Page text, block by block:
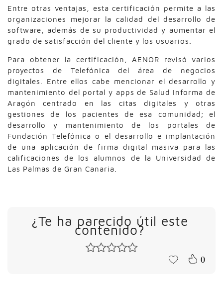
Entre otras ventajas, esta certificación permite a las
organizaciones mejorar la calidad del desarrollo de
software, además de su productividad y aumentar el
grado de satisfacción del cliente y los usuarios.
Para obtener la certificación, AENOR revisó varios
proyectos de Telefónica del área de negocios
digitales. Entre ellos cabe mencionar el desarrollo y
mantenimiento del portal y apps de Salud Informa de
Aragón centrado en las citas digitales y otras
gestiones de los pacientes de esa comunidad; el
desarrollo y mantenimiento de los portales de
Fundación Telefónica o el desarrollo e implantación
de una aplicación de firma digital masiva para las
calificaciones de los alumnos de la Universidad de
Las Palmas de Gran Canaria.
¿Te ha parecido útil este
contenido?
0